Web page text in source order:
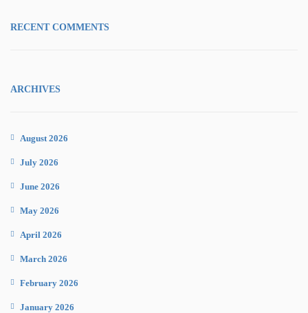
RECENT COMMENTS
ARCHIVES
August 2026
July 2026
June 2026
May 2026
April 2026
March 2026
February 2026
January 2026